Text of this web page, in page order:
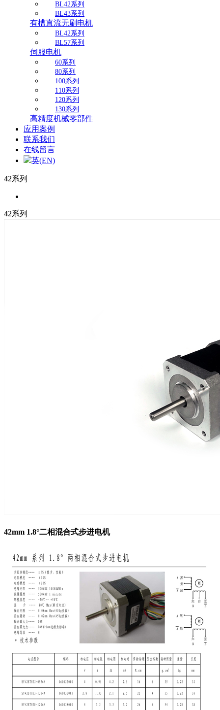
BL42系列
BL43系列
有槽直流无刷电机
BL42系列
BL57系列
伺服电机
60系列
80系列
100系列
110系列
120系列
130系列
高精度机械零部件
应用案例
联系我们
在线留言
英(EN)
42系列
42系列
42mm 1.8°二相混合式步进电机